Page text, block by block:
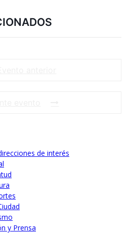
de interés
y Prensa